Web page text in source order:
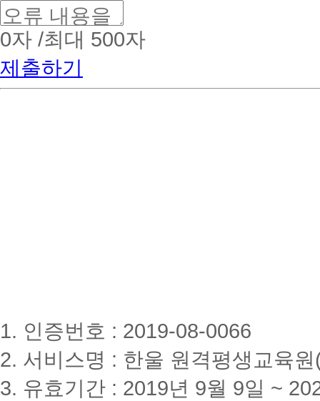
0자 /최대 500자
제출하기
1. 인증번호 : 2019-08-0066
2. 서비스명 : 한울 원격평생교육
3. 유효기간 : 2019년 9월 9일 ~